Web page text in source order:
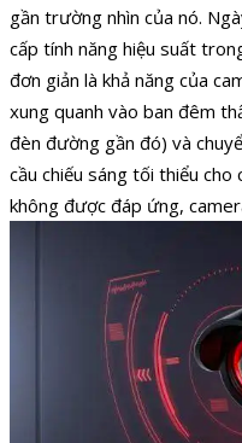
gần trường nhìn của nó.
cấp tính năng hiệu suất
đơn giản là khả năng của
xung quanh vào ban đêm
đèn đường gần đó) và
cầu chiếu sáng tối thiểu
không được đáp ứng,